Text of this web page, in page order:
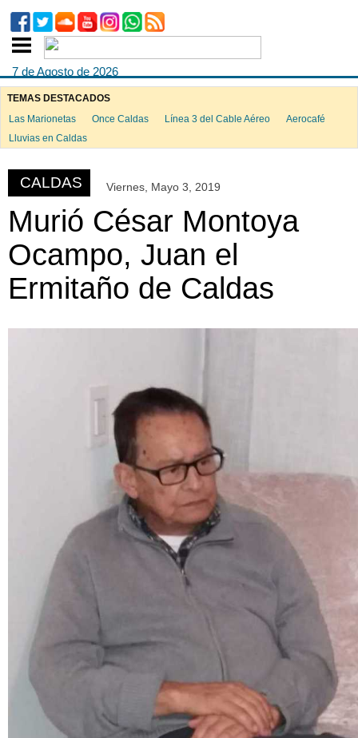
7 de Agosto de 2026
TEMAS DESTACADOS
Las Marionetas
Once Caldas Línea 3 del Cable Aéreo
Aerocafé
Lluvias en Caldas
CALDAS Viernes, Mayo 3, 2019
Murió César Montoya
Ocampo, Juan el
Ermitaño de Caldas